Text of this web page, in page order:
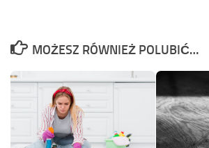
MOŻESZ RÓWNIEŻ POLUBIĆ…